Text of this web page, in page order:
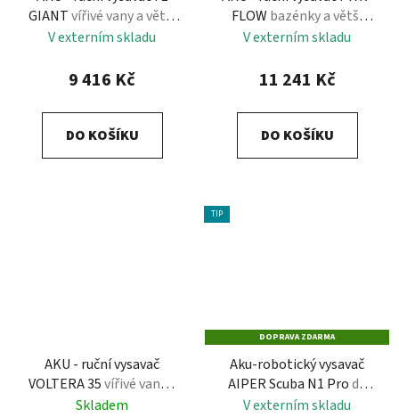
GIANTvířivé vany a větší
bazény
V externím skladu
9 416 Kč
DO KOŠÍKU
FLOW bazénky a větší
bazény
V externím skladu
11 241 Kč
DO KOŠÍKU
AKU - ruční vysavač
VOLTERA 35vířivé vany a
větší bazény
Skladem
TIP
DOPRAVA ZDARMA
Aku-robotický vysavač
AIPER Scuba N1 Prodo
200m2
V externím skladu